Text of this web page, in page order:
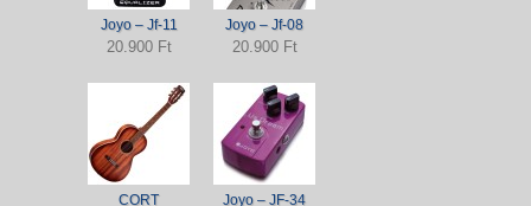
Joyo – Jf-11
20.900 Ft
Joyo – Jf-08
20.900 Ft
CORT
Joyo – JF-34